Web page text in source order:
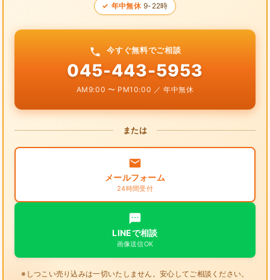
年中無休 9-22時
今すぐ無料でご相談
045-443-5953
AM9:00 〜 PM10:00 ／ 年中無休
または
メールフォーム
24時間受付
LINEで相談
画像送信OK
※しつこい売り込みは一切いたしません。安心してご相談ください。